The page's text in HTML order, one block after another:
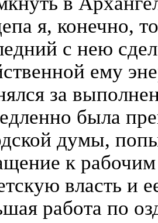
я, конечно,
с нею
ему
за
была
думы,
к
власть и
работа по